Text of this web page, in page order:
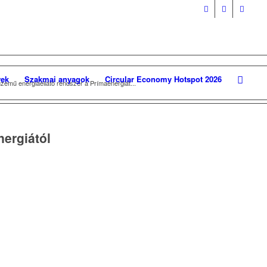
Szakmai anyagok Circular Economy Hotspot 2026
energiaellátó rendszer a Prímaenergiát...